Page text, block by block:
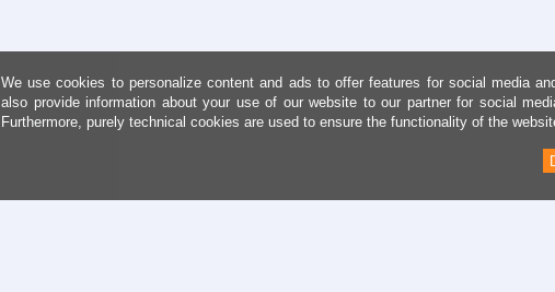
We use cookies to personalize content and ads to offer features for social media
also provide information about your use of our website to our partner for social
Furthermore, purely technical cookies are used to ensure the functionality of the